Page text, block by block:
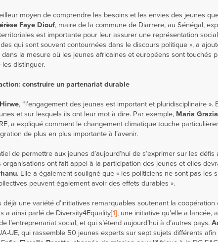
moyen de comprendre les besoins et les envies des jeunes
Faye Diouf, maire de la commune de Diarrere, au Sénégal,
est importante pour leur assurer une représentation
qui sont souvent contournées dans le discours politique », a
dans la mesure où les jeunes africaines et européens sont touchés
distinguer.
construire un partenariat durable
, “l’engagement des jeunes est important et pluridisciplinaire
et sur lesquels ils ont leur mot à dire. Par exemple, Maria
a expliqué comment le changement climatique touche
de plus en plus importante à l’avenir.
de permettre aux jeunes d’aujourd’hui de s’exprimer sur les
organisations ont fait appel à la participation des jeunes et elles
. Elle a également souligné que « les politiciens ne sont pas
peuvent également avoir des effets durables ».
déjà une variété d’initiatives remarquables soutenant la
a ainsi parlé de Diversity4Equality[1], une initiative qu’elle a lancée,
l’entreprenariat social, et qui s’étend aujourd’hui à d’autres pays.
UE, qui rassemble 50 jeunes experts sur sept sujets différents